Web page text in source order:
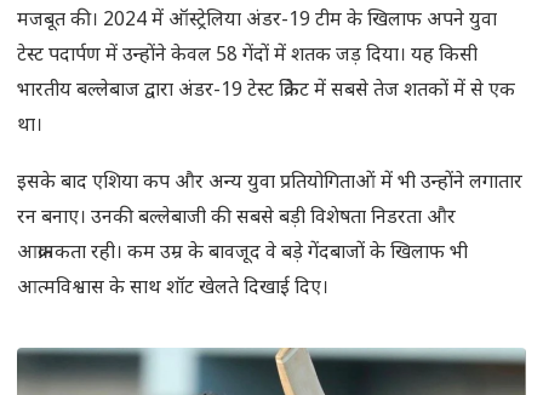
मजबूत की। 2024 में ऑस्ट्रेलिया अंडर-19 टीम के खिलाफ अपने युवा
टेस्ट पदार्पण में उन्होंने केवल 58 गेंदों में शतक जड़ दिया। यह किसी
भारतीय बल्लेबाज द्वारा अंडर-19 टेस्ट क्रिकेट में सबसे तेज शतकों में से एक
था।
इसके बाद एशिया कप और अन्य युवा प्रतियोगिताओं में भी उन्होंने लगातार
रन बनाए। उनकी बल्लेबाजी की सबसे बड़ी विशेषता निडरता और
आक्रामकता रही। कम उम्र के बावजूद वे बड़े गेंदबाजों के खिलाफ भी
आत्मविश्वास के साथ शॉट खेलते दिखाई दिए।